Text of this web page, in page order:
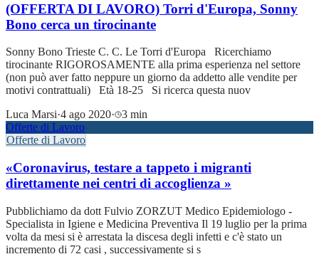
(OFFERTA DI LAVORO) Torri d'Europa, Sonny
Bono cerca un tirocinante
Sonny Bono Trieste C. C. Le Torri d'Europa Ricerchiamo
tirocinante RIGOROSAMENTE alla prima esperienza nel settore
(non può aver fatto neppure un giorno da addetto alle vendite per
motivi contrattuali) Età 18-25 Si ricerca questa nuov
Luca Marsi·4 ago 2020·
3 min
Offerte di Lavoro
Offerte di Lavoro
«Coronavirus, testare a tappeto i migranti
direttamente nei centri di accoglienza »
Pubblichiamo da dott Fulvio ZORZUT Medico Epidemiologo -
Specialista in Igiene e Medicina Preventiva Il 19 luglio per la prima
volta da mesi si è arrestata la discesa degli infetti e c'è stato un
incremento di 72 casi , successivamente si s